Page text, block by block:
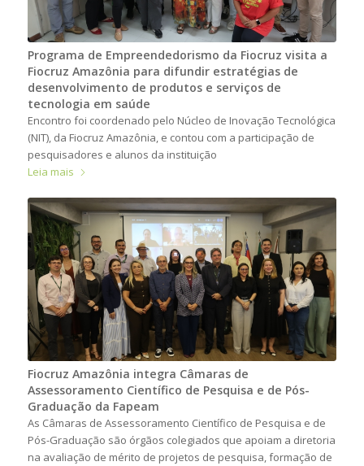
Programa de Empreendedorismo da Fiocruz visita a
Fiocruz Amazônia para difundir estratégias de
desenvolvimento de produtos e serviços de
tecnologia em saúde
Encontro foi coordenado pelo Núcleo de Inovação Tecnológica
(NIT), da Fiocruz Amazônia, e contou com a participação de
pesquisadores e alunos da instituição
Leia mais
Fiocruz Amazônia integra Câmaras de
Assessoramento Científico de Pesquisa e de Pós-
Graduação da Fapeam
As Câmaras de Assessoramento Científico de Pesquisa e de
Pós-Graduação são órgãos colegiados que apoiam a diretoria
na avaliação de mérito de projetos de pesquisa, formação de